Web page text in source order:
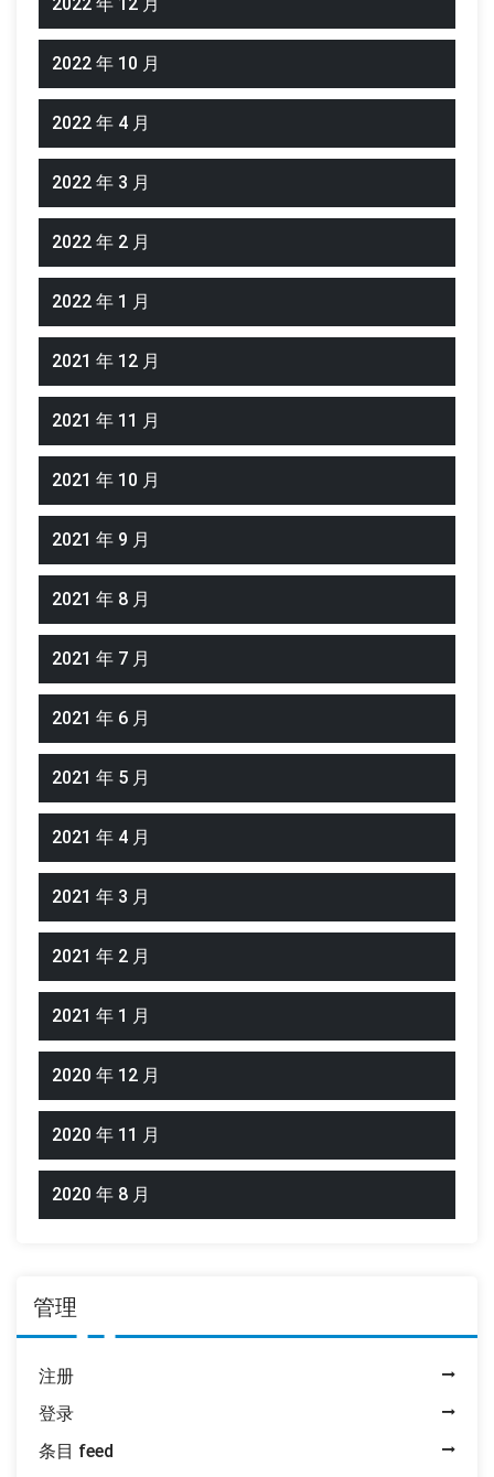
2022 年 10 月
2022 年 4 月
2022 年 3 月
2022 年 2 月
2022 年 1 月
2021 年 12 月
2021 年 11 月
2021 年 10 月
2021 年 9 月
2021 年 8 月
2021 年 7 月
2021 年 6 月
2021 年 5 月
2021 年 4 月
2021 年 3 月
2021 年 2 月
2021 年 1 月
2020 年 12 月
2020 年 11 月
2020 年 8 月
管理
注册
登录
条目 feed